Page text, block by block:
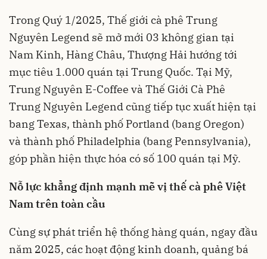
Trong Quý 1/2025, Thế giới cà phê Trung
Nguyên Legend sẽ mở mới 03 không gian tại
Nam Kinh, Hàng Châu, Thượng Hải hướng tới
mục tiêu 1.000 quán tại Trung Quốc. Tại Mỹ,
Trung Nguyên E-Coffee và Thế Giới Cà Phê
Trung Nguyên Legend cũng tiếp tục xuất hiện tại
bang Texas, thành phố Portland (bang Oregon)
và thành phố Philadelphia (bang Pennsylvania),
góp phần hiện thực hóa có số 100 quán tại Mỹ.
Nỗ lực khẳng định mạnh mẽ vị thế cà phê Việt
Nam trên toàn cầu
Cùng sự phát triển hệ thống hàng quán, ngay đầu
năm 2025, các hoạt động kinh doanh, quảng bá